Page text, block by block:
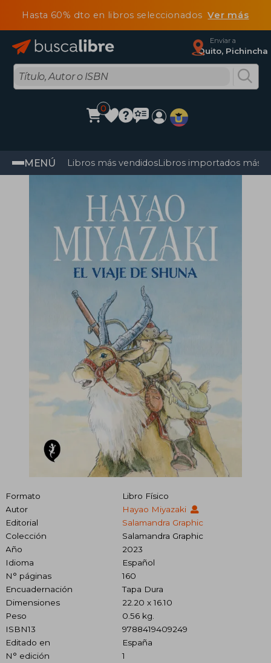
Hasta 60% dto en libros seleccionadosVer más
Enviar a
Quito, Pichincha
0
MENÚ Libros más vendidosLibros importados más
Formato
Libro Físico
Autor
Hayao Miyazaki
Editorial
Salamandra Graphic
Colección
Salamandra Graphic
Año
2023
Idioma
Español
N° páginas
160
Encuadernación
Tapa Dura
Dimensiones
22.20 x 16.10
Peso
0.56 kg.
ISBN13
9788419409249
Editado en
España
N° edición
1